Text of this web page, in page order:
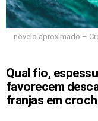
novelo aproximado –
Qual fio,
favorecem
franjas em